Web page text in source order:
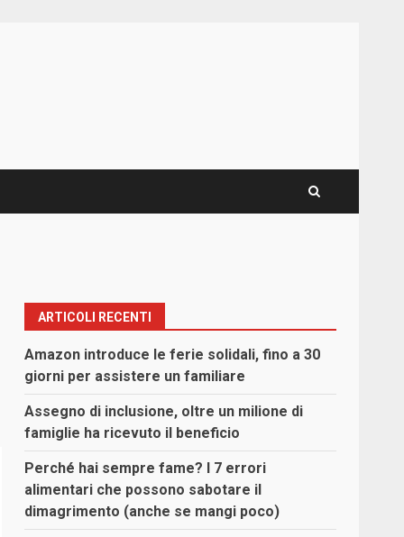
ARTICOLI RECENTI
Amazon introduce le ferie solidali, fino a 30
giorni per assistere un familiare
Assegno di inclusione, oltre un milione di
famiglie ha ricevuto il beneficio
Perché hai sempre fame? I 7 errori
alimentari che possono sabotare il
dimagrimento (anche se mangi poco)